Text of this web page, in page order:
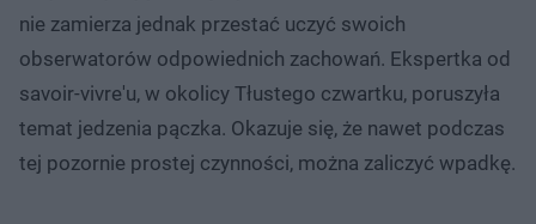
nie zamierza jednak przestać uczyć swoich
obserwatorów odpowiednich zachowań. Ekspertka od
savoir-vivre'u, w okolicy Tłustego czwartku, poruszyła
temat jedzenia pączka. Okazuje się, że nawet podczas
tej pozornie prostej czynności, można zaliczyć wpadkę.